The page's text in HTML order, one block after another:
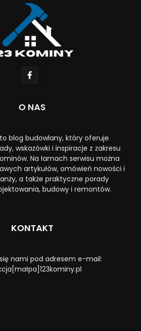
O NAS
blog budowlany, który oferuje
wskazówki i inspiracje z zakresu
Na łamach serwisu można
artykułów, omówień nowości i
a także praktyczne porady
budowy i remontów.
KONTAKT
nami pod adresem e-mail: